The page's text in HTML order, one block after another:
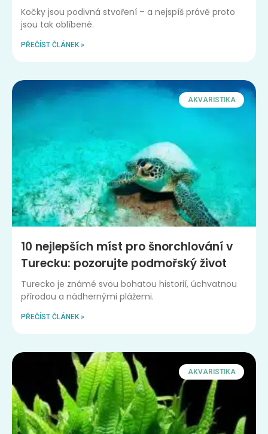
Kočky jsou podivná stvoření – a nejspíš právě proto
jsou tak oblíbené.
PŘEČÍST ČLÁNEK »
AKVARISTIKA
10 nejlepších míst pro šnorchlování v
Turecku: pozorujte podmořský život
Turecko je známé svou bohatou historií, úchvatnou
přírodou a nádhernými plážemi.
PŘEČÍST ČLÁNEK »
AKVARISTIKA